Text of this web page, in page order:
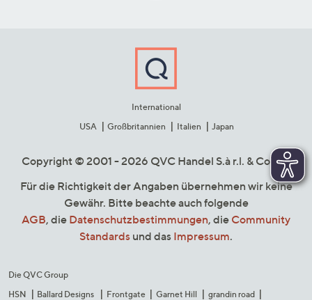
International
USA
Großbritannien Italien Japan
Copyright © 2001 - 2026 QVC Handel S.à r.l. & Co. KG
Für die Richtigkeit der Angaben übernehmen wir keine
Gewähr. Bitte beachte auch folgende
AGB, die Datenschutzbestimmungen, die Community
Standards und das Impressum.
Die QVC Group
HSN
Ballard Designs Frontgate Garnet Hill
grandin road